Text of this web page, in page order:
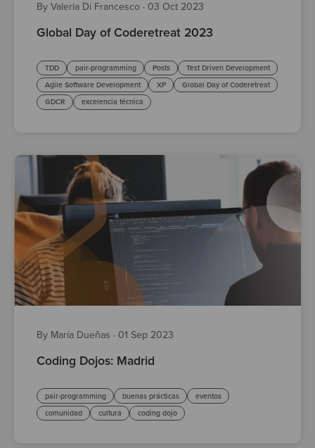
By Valeria Di Francesco · 03 Oct 2023
Global Day of Coderetreat 2023
TDD pair-programming Posts
Test Driven Development
Agile Software Development
XP
Global Day of Coderetreat
GDCR
excelencia técnica
By María Dueñas · 01 Sep 2023
Coding Dojos: Madrid
pair-programming buenas prácticas
eventos
comunidad
cultura coding dojo